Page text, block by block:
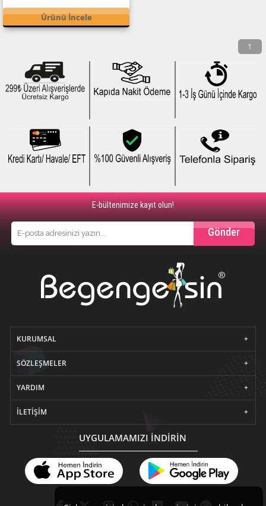
Ürünü İncele
1
E-bültenimize kayıt olun!
Gönder
KURUMSAL
SÖZLEŞMELER
YARDIM
İLETIŞIM
UYGULAMAMIZI İNDİRİN